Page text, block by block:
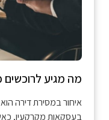
מה מגיע לרוכשים
איחור במסירת דירה
בעסקאות מקרקעין,